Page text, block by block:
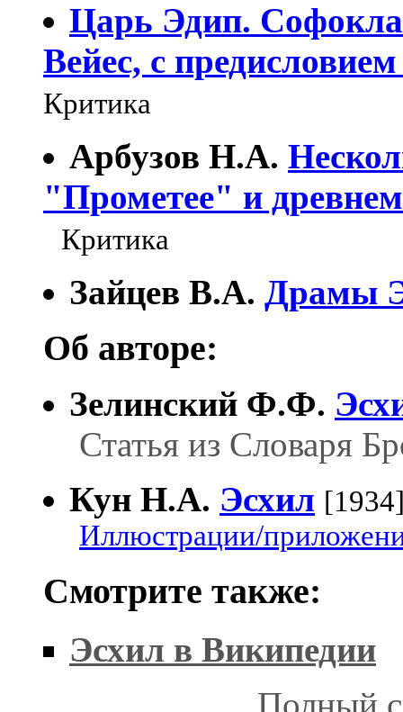
Царь Эдип.
Вейес, с
Критика
Арбузов Н.А.
"Прометее" и древнем
Критика
Зайцев В.А. Драмы
Об авторе:
Зелинский Ф.Ф.
Статья из Словаря
Кун Н.А. Эсхил
Иллюстрации/
Смотрите также:
Эсхил в Википедии
Полный